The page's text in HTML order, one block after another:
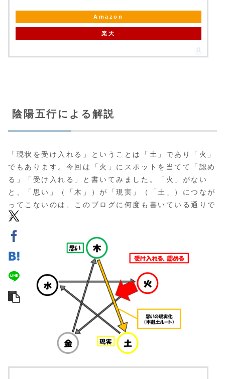
Amazon
楽天
陰陽五行による解説
「現状を受け入れる」ということは「土」であり「火」
でもあります。今回は「火」にスポットを当てて「認め
る」「受け入れる」と書いてみました。「火」がない
と、「思い」（「木」）が「現実」（「土」）につなが
ってこないのは、このブログに何度も書いている通りで
す。